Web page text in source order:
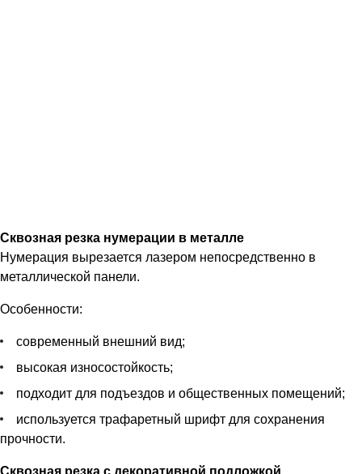
Сквозная резка нумерации в металле
Нумерация вырезается лазером непосредственно в
металлической панели.
Особенности:
современный внешний вид;
высокая износостойкость;
подходит для подъездов и общественных помещений;
используется трафаретный шрифт для сохранения
прочности.
Сквозная резка с декоративной подложкой